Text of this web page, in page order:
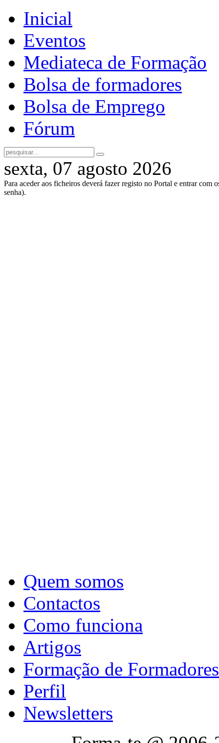
Inicial
Eventos
Mediateca de Formação
Bolsa de formadores
Bolsa de Emprego
Fórum
sexta, 07 agosto 2026
Para aceder aos ficheiros deverá fazer registo no Portal e entrar com
senha).
Quem somos
Contactos
Como funciona
Artigos
Formação de Formadores
Perfil
Newsletters